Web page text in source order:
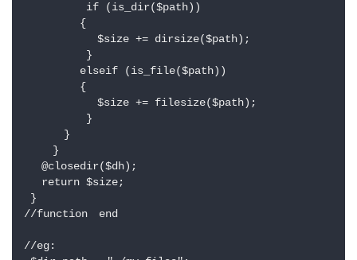
if (is_dir($path))
{
$size += dirsize($path);
}
elseif (is_file($path))
{
$size += filesize($path);
}
}
}
@closedir($dh);
return $size;
}
//function　end
//eg: